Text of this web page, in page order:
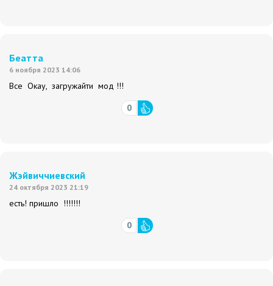
Беатта
6 ноября 2023 14:06
Все Окау, загружайти мод !!!
0
Жэйвиччиевский
24 октября 2023 21:19
есть! пришло !!!!!!!
0